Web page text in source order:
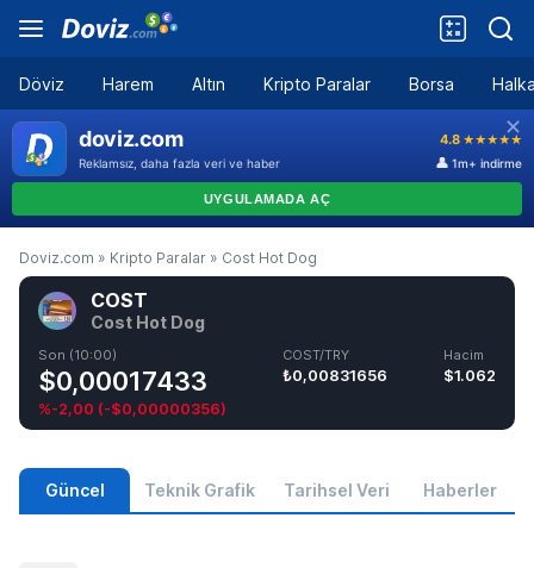
Döviz Harem Altın Kripto Paralar Borsa
Doviz.com » Kripto Paralar » Cost Hot Dog
COST
Cost Hot Dog
Son (10:00)
$0,00017433
%-2,00 (-$0,00000356)
COST/TRY
₺0,00831656
Hacim
$1.062
Güncel Teknik Grafik Tarihsel Veri Haberler